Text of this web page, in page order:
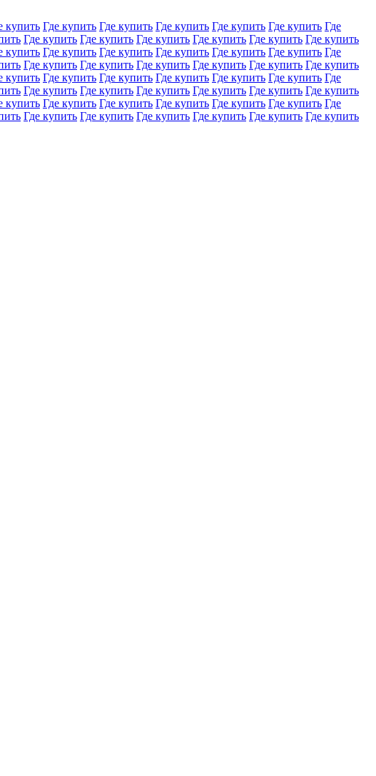
купить Где купить Где купить Где купить Где купить Где купить Где
Где купить Где купить Где купить Где купить Где купить Где купить
купить Где купить Где купить Где купить Где купить Где купить Где
Где купить Где купить Где купить Где купить Где купить Где купить
купить Где купить Где купить Где купить Где купить Где купить Где
Где купить Где купить Где купить Где купить Где купить Где купить
купить Где купить Где купить Где купить Где купить Где купить Где
Где купить Где купить Где купить Где купить Где купить Где купить